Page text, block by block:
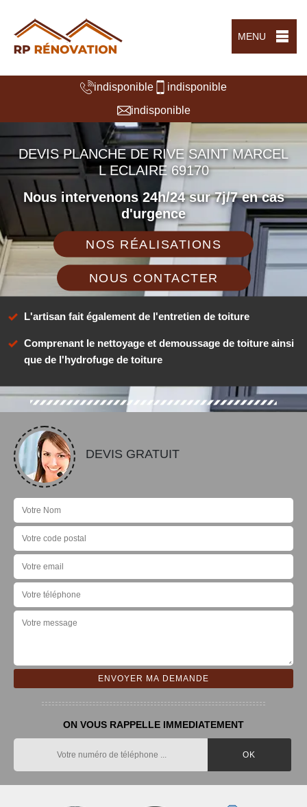
MENU
indisponible
indisponible
indisponible
DEVIS PLANCHE DE RIVE SAINT MARCEL
L ECLAIRE 69170
Nous intervenons 24h/24 sur 7j/7 en cas
d'urgence
NOS RÉALISATIONS
NOUS CONTACTER
L'artisan fait également de l'entretien de toiture
Comprenant le nettoyage et demoussage de toiture ainsi
que de l'hydrofuge de toiture
DEVIS GRATUIT
ON VOUS RAPPELLE IMMEDIATEMENT